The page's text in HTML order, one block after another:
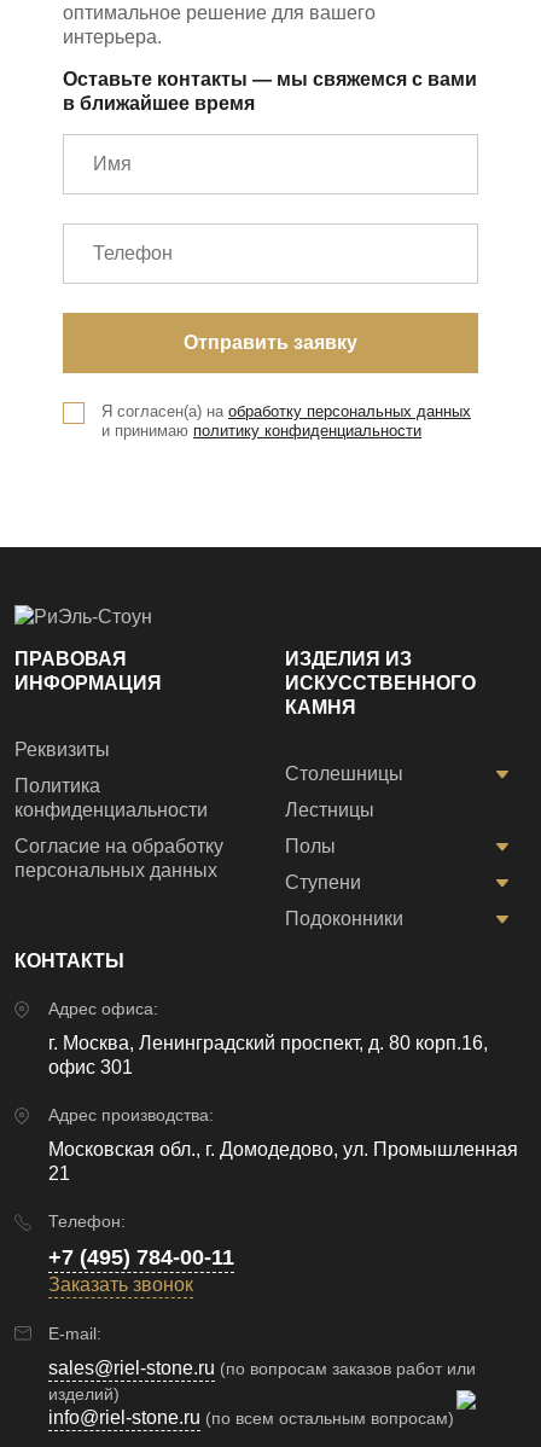
оптимальное решение для вашего
интерьера.
Оставьте контакты — мы свяжемся с вами
в ближайшее время
Я согласен(а) на обработку персональных данных
и принимаю политику конфиденциальности
ПРАВОВАЯ
ИНФОРМАЦИЯ
Реквизиты
Политика
конфиденциальности
Согласие на обработку
персональных данных
ИЗДЕЛИЯ ИЗ
ИСКУССТВЕННОГО
КАМНЯ
Столешницы
Лестницы
Полы
Ступени
Подоконники
КОНТАКТЫ
Адрес офиса:
г. Москва, Ленинградский проспект, д. 80 корп.16,
офис 301
Адрес производства:
Московская обл., г. Домодедово, ул. Промышленная
21
Телефон:
+7 (495) 784-00-11
Заказать звонок
E-mail:
sales@riel-stone.ru (по вопросам заказов работ или
изделий)
info@riel-stone.ru (по всем остальным вопросам)